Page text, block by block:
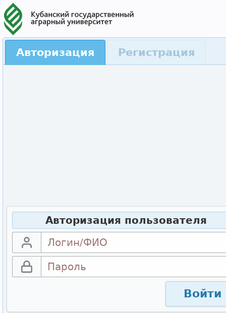
Авторизация Регистрация
Авторизация пользователя
Войти